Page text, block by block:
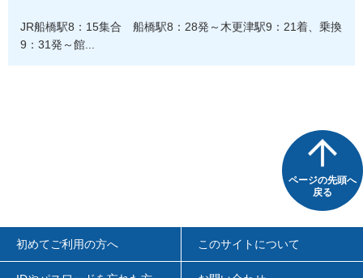
JR船橋駅8：15集合 船橋駅8：28発～木更津駅9：21着、乗換
9：31発～館...
ページの先頭へ
戻る
初めてご利用の方へ このサイトについて